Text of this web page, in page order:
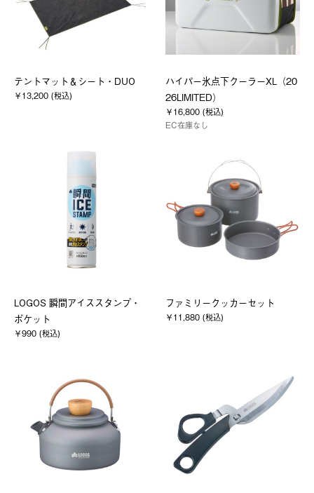
テントマット＆シート・DUO
￥13,200 (税込)
ハイパー氷点下クーラーXL（20
26LIMITED）
￥16,800 (税込)
EC在庫なし
LOGOS 瞬間アイススタンプ・
ポケット
￥990 (税込)
ファミリークッカーセット
￥11,880 (税込)